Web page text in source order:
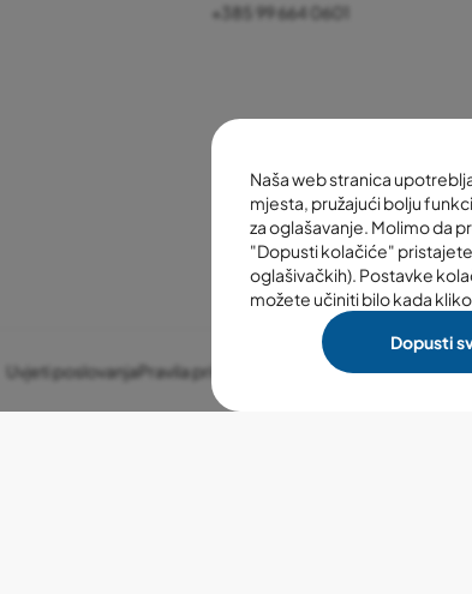
Naša web stranica
mjesta, pružajući bolju
za oglašavanje. Molimo da
"Dopusti kolačiće"
oglašivačkih). Postavke
možete učiniti bilo kada
Dopusti
+385 99 664 0601
Uvjeti poslovanjaPravila privatnosti Postavke kolačića